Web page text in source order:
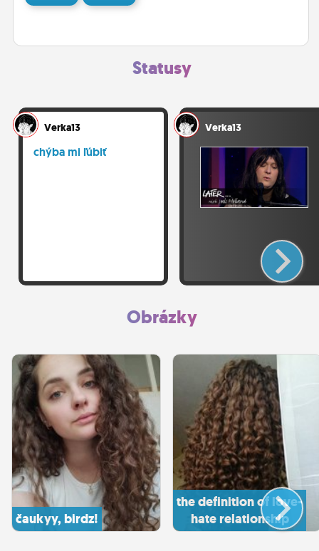
Statusy
Verka13
chýba mi ľúbiť
Verka13
Obrázky
čaukyy, birdz!
the definition of love-
hate relationship